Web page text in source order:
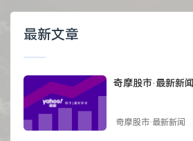
最新文章
奇摩股市·最新新闻
奇摩股市·最新新闻